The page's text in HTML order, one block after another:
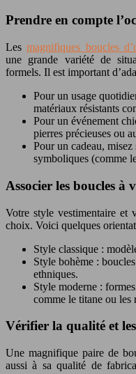
Prendre en compte
Lesmagnifiques boucles
une grande variété de
formels. Il est important
Pour un usage
matériaux résistants
Pour un événement
pierres précieuses ou
Pour un cadeau,
symboliques (comme
Associer les boucles à
Votre style vestimentaire et
choix. Voici quelques
Style classique :
Style bohème :
ethniques.
Style moderne :
comme le titane ou les
Vérifier la qualité et
Une magnifique paire de
aussi à sa qualité de